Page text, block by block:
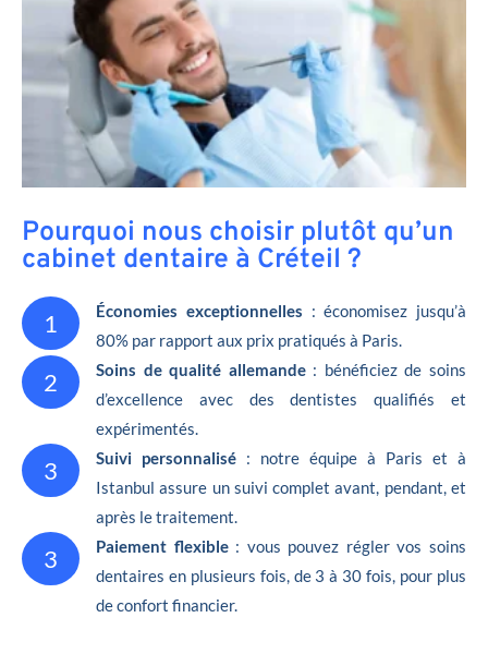
Pourquoi nous choisir plutôt qu’un
cabinet dentaire à Créteil ?
1 Économies exceptionnelles : économisez jusqu’à
80% par rapport aux prix pratiqués à Paris.
2 Soins de qualité allemande: bénéficiez de soins
d’excellence avec des dentistes qualifiés et
expérimentés.
3 Suivi personnalisé : notre équipe à Paris et à
Istanbul assure un suivi complet avant, pendant, et
après le traitement.
3 Paiement flexible: vous pouvez régler vos soins
dentaires en plusieurs fois, de 3 à 30 fois, pour plus
de confort financier.